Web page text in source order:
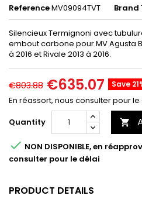
ReferenceMV09094TVT Brand
Silencieux Termignoni avec
embout carbone pour MV Agusta
à 2016 et Rivale 2013 à 2016.
€803.88 €635.07 Save
En réassort, nous consulter pour
Quantity

 NON DISPONIBLE, en
consulter pour le délai
PRODUCT DETAILS